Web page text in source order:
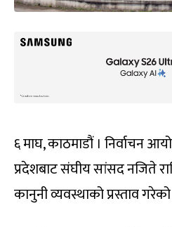
६ माघ, काठमाडौं । निर्वाचन
प्रदेशबाट संघीय सांसद नजिते
कानुनी व्यवस्थाको प्रस्ताव